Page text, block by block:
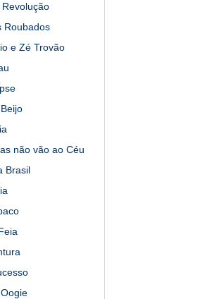
Roubados
e Zé Trovão
não vão ao Céu
Brasil